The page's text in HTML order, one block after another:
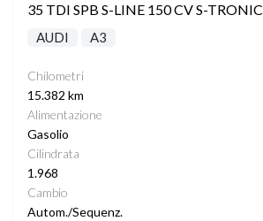
35 TDI SPB S-LINE 150 CV S-TRONIC
AUDI A3
Chilometri
15.382 km
Alimentazione
Gasolio
Cilindrata
1.968
Cambio
Autom./Sequenz.